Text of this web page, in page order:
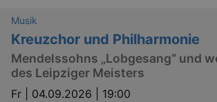
Musik
Kreuzchor und Philharmonie
Mendelssohns „Lobgesang“ und
des Leipziger Meisters
Fr | 04.09.2026 | 19:00